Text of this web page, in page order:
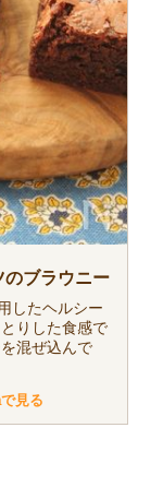
ブラウニー
したヘルシー
りした食感で
混ぜ込んで
見る